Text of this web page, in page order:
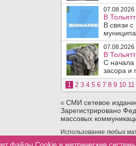
07.08.2026
В
В связи
07.08.2026
В
С начала
засора и
1 2 3 4 5 6 7 8 9 10 11
©СМИ сетевое
Зарегистрировано
массовых
Использование любых